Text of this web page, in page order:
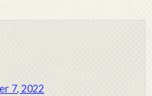
7, 2022